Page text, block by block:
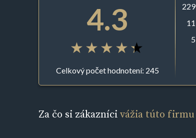
4.3
Celkový počet hodnotení: 245
229
11
5
Za čo si zákaznícivážia túto firmu